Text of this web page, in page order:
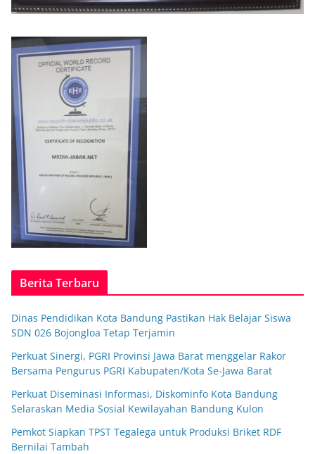
Berita Terbaru
Dinas Pendidikan Kota Bandung Pastikan Hak Belajar Siswa
SDN 026 Bojongloa Tetap Terjamin
Perkuat Sinergi, PGRI Provinsi Jawa Barat menggelar Rakor
Bersama Pengurus PGRI Kabupaten/Kota Se-Jawa Barat
Perkuat Diseminasi Informasi, Diskominfo Kota Bandung
Selaraskan Media Sosial Kewilayahan Bandung Kulon
Pemkot Siapkan TPST Tegalega untuk Produksi Briket RDF
Bernilai Tambah